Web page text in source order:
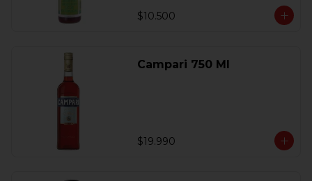
$10.500
Campari 750 Ml
$19.990